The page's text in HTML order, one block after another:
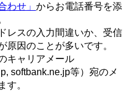
わせ」 からお電話番号を添
レスの入力間違いか、受信
原因のことが多いです。
キャリアメール
softbank.ne.jp等）宛のメ
す。